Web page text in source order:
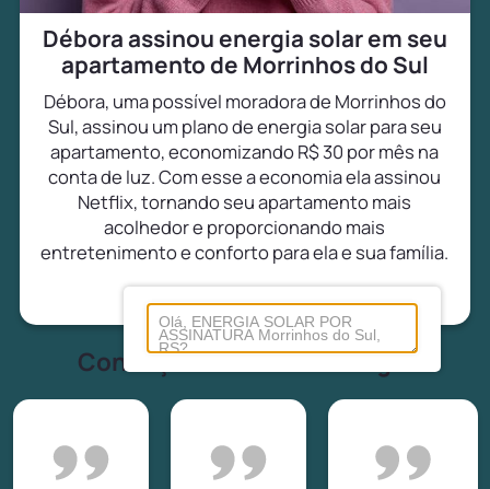
Débora assinou energia solar em seu
apartamento de Morrinhos do Sul
Débora, uma possível moradora de Morrinhos do
Sul, assinou um plano de energia solar para seu
apartamento, economizando R$ 30 por mês na
conta de luz. Com esse a economia ela assinou
Netflix, tornando seu apartamento mais
acolhedor e proporcionando mais
entretenimento e conforto para ela e sua família.
Conheça tudo sobre energia